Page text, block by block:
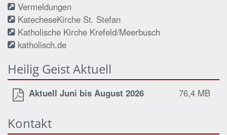
Vermeldungen
KatecheseKirche St. Stefan
Katholische Kirche Krefeld/Meerbusch
katholisch.de
Heilig Geist Aktuell
Aktuell Juni bis August 2026 76,4 MB
Kontakt